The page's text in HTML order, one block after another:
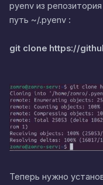
pyenv из
путь ~/.pyenv :
git clone https://
Теперь нужно